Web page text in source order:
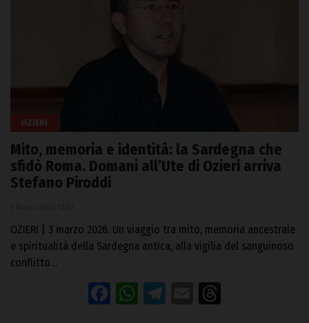
OZIERI
Mito, memoria e identità: la Sardegna che
sfidò Roma. Domani all’Ute di Ozieri arriva
Stefano Piroddi
OZIERI | 3 marzo 2026. Un viaggio tra mito, memoria ancestrale
e spiritualità della Sardegna antica, alla vigilia del sanguinoso
conflitto…
Facebook
WhatsApp
Telegram
Email